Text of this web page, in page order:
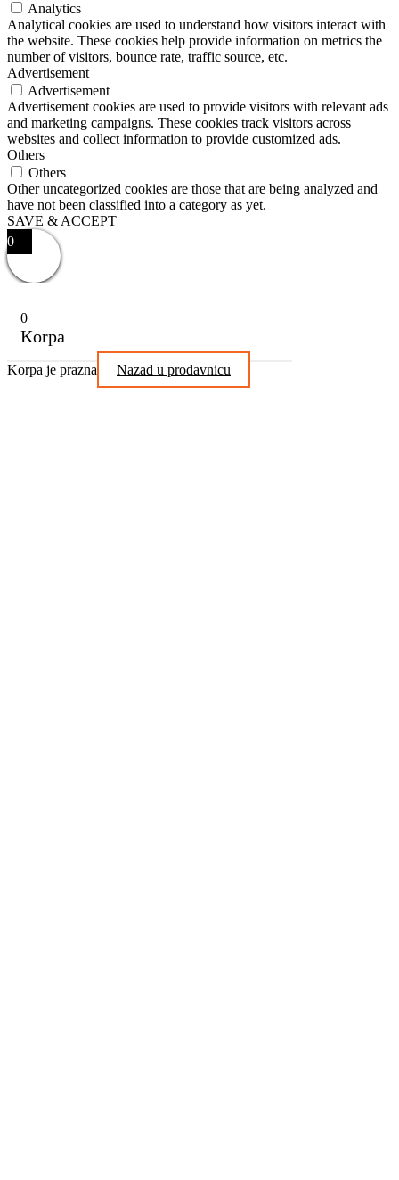
Analytics
Analytical cookies are used to understand how visitors interact with
the website. These cookies help provide information on metrics the
number of visitors, bounce rate, traffic source, etc.
Advertisement
Advertisement
Advertisement cookies are used to provide visitors with relevant ads
and marketing campaigns. These cookies track visitors across
websites and collect information to provide customized ads.
Others
Others
Other uncategorized cookies are those that are being analyzed and
have not been classified into a category as yet.
SAVE & ACCEPT
0
0
Korpa
Korpa je prazna Nazad u prodavnicu